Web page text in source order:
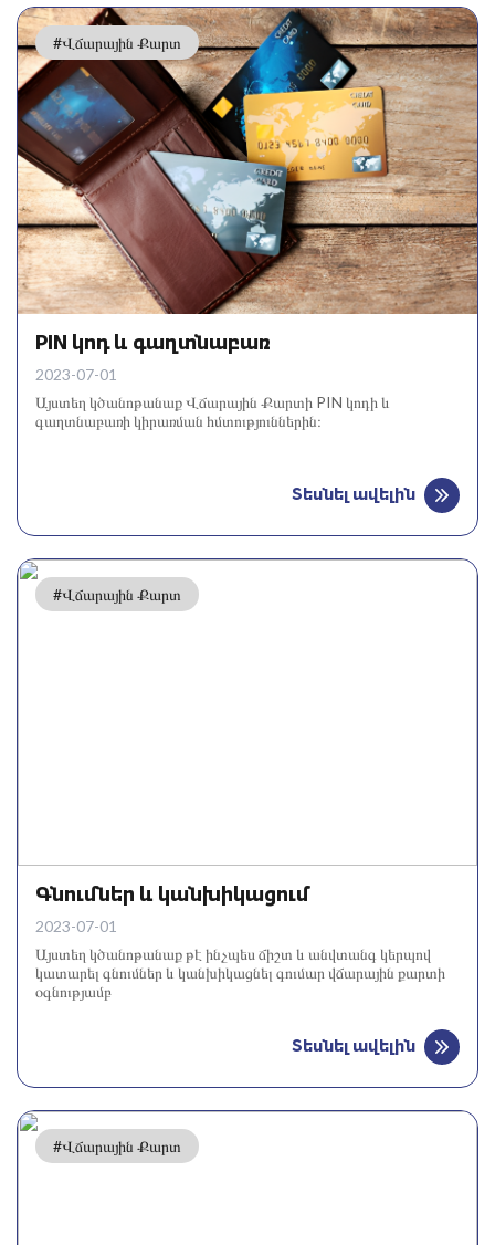
#Վճարային Քարտ
PIN կոդ և գաղտնաբառ
2023-07-01
Այստեղ կծանոթանաք Վճարային Քարտի PIN կոդի և
գաղտնաբառի կիրառման հմտություններին։
Տեսնել ավելին
#Վճարային Քարտ
Գնումներ և կանխիկացում
2023-07-01
Այստեղ կծանոթանաք թէ ինչպես ճիշտ և անվտանգ կերպով
կատարել գնումներ և կանխիկացնել գումար վճարային քարտի
օգնությամբ
Տեսնել ավելին
#Վճարային Քարտ